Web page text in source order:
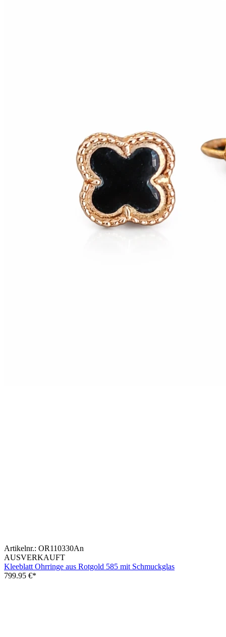
Artikelnr.: OR110330An
AUSVERKAUFT
Kleeblatt Ohrringe aus Rotgold 585 mit Schmuckglas
799.95 €*